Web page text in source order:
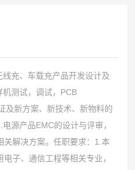
充、车载充产品开发设计及
测试，调试，PCB
及新方案、新技术、新物料的
源产品EMC的设计与评审，
关解决方案。任职要求：1.本
子、通信工程等相关专业，